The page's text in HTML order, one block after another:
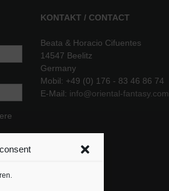
KONTAKT / CONTACT
Beata & Horacio Cifuentes
14547 Beelitz
Germany
Mobil: +49 (0) 176 - 83 46 86 74
E-Mail: info@oriental-fantasy.com